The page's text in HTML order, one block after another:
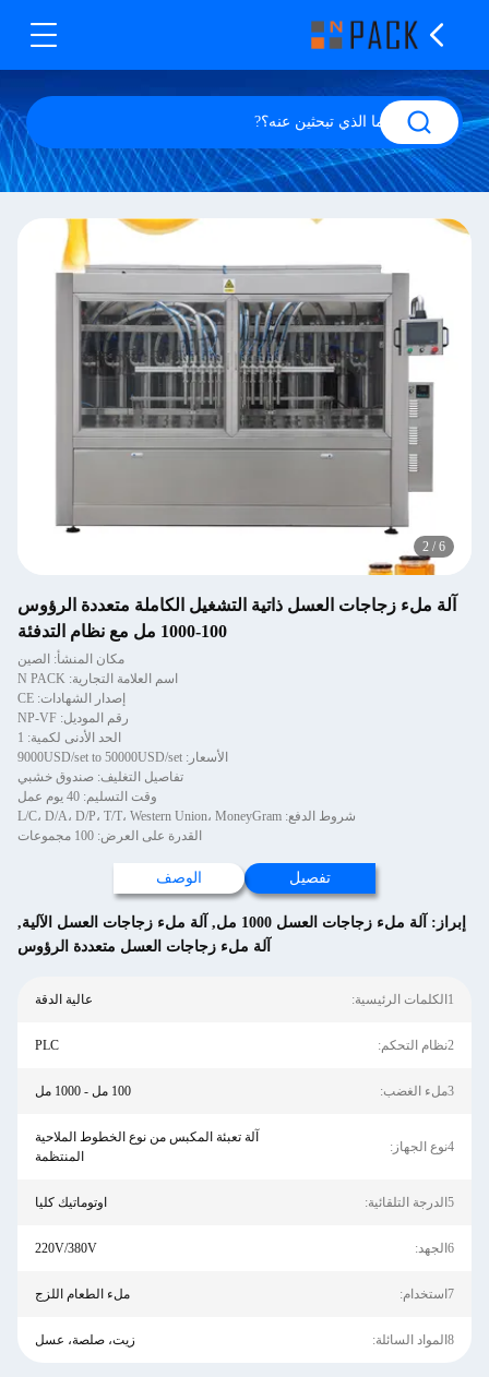
2 / 6
آلة ملء زجاجات العسل ذاتية التشغيل الكاملة متعددة الرؤوس
100-1000 مل مع نظام التدفئة
مكان المنشأ: الصين
اسم العلامة التجارية: N PACK
إصدار الشهادات: CE
رقم الموديل: NP-VF
الحد الأدنى لكمية: 1
الأسعار: 9000USD/set to 50000USD/set
تفاصيل التغليف: صندوق خشبي
وقت التسليم: 40 يوم عمل
شروط الدفع: L/C، D/A، D/P، T/T، Western Union، MoneyGram
القدرة على العرض: 100 مجموعات
تفصيل الوصف
إبراز: آلة ملء زجاجات العسل 1000 مل , آلة ملء زجاجات العسل الآلية,
آلة ملء زجاجات العسل متعددة الرؤوس
1الكلمات الرئيسية: عالية الدقة
2نظام التحكم: PLC
3ملء الغضب: 100 مل - 1000 مل
4نوع الجهاز:
آلة تعبئة المكبس من نوع الخطوط الملاحية
المنتظمة
5الدرجة التلقائية: اوتوماتيك كليا
6الجهد: 220V/380V
7استخدام: ملء الطعام اللزج
8المواد السائلة: زيت، صلصة، عسل